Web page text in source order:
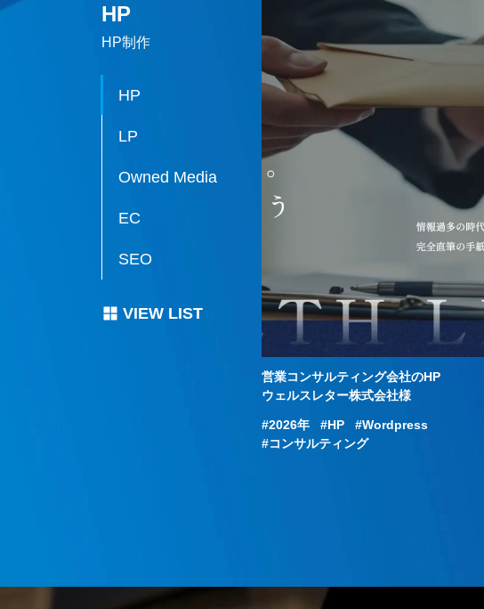
HP
HP制作
HP
LP
Owned Media
EC
SEO
VIEW LIST
営業コンサルティング会社のHP
ウェルスレター株式会社様
2026年 HP
Wordpress
コンサルティング